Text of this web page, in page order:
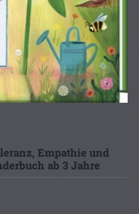
Empathie und
ab 3 Jahre